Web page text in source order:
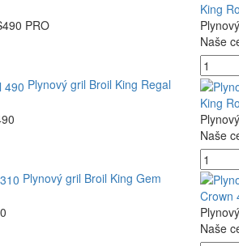
PRO
King
Naše
Plynový gril Broil King Regal
King
Naše
Plynový gril Broil King Gem
Crown
Naše